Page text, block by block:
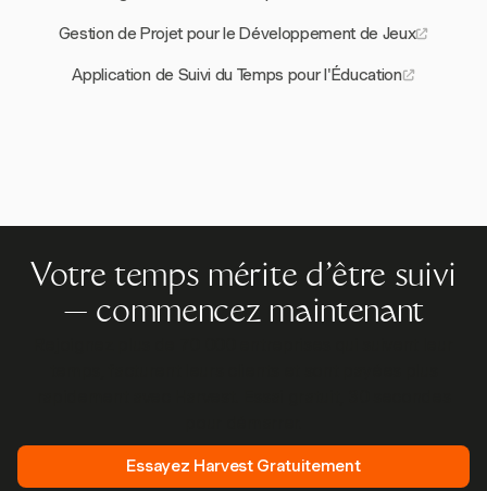
Gestion de Projet pour le Développement de Jeux
Application de Suivi du Temps pour l'Éducation
Votre temps mérite d'être suivi
— commencez maintenant
Essayez Harvest Gratuitement